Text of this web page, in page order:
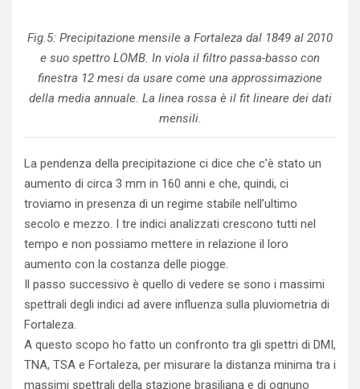
Fig.5: Precipitazione mensile a Fortaleza dal 1849 al 2010
e suo spettro LOMB. In viola il filtro passa-basso con
finestra 12 mesi da usare come una approssimazione
della media annuale. La linea rossa è il fit lineare dei dati
mensili.
La pendenza della precipitazione ci dice che c’è stato un
aumento di circa 3 mm in 160 anni e che, quindi, ci
troviamo in presenza di un regime stabile nell’ultimo
secolo e mezzo. I tre indici analizzati crescono tutti nel
tempo e non possiamo mettere in relazione il loro
aumento con la costanza delle piogge.
Il passo successivo è quello di vedere se sono i massimi
spettrali degli indici ad avere influenza sulla pluviometria di
Fortaleza.
A questo scopo ho fatto un confronto tra gli spettri di DMI,
TNA, TSA e Fortaleza, per misurare la distanza minima tra i
massimi spettrali della stazione brasiliana e di ognuno